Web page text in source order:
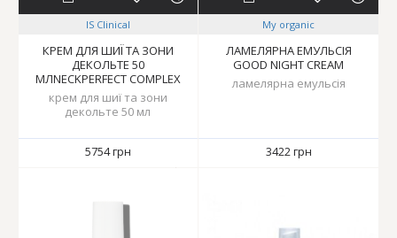
IS Clinical
КРЕМ ДЛЯ ШИЇ ТА ЗОНИ
ДЕКОЛЬТЕ 50
МЛNECKPERFECT COMPLEX
крем для шиї та зони
декольте 50 мл
5754 грн
My organic
ЛАМЕЛЯРНА ЕМУЛЬСІЯ
GOOD NIGHT CREAM
ламелярна емульсія
3422 грн